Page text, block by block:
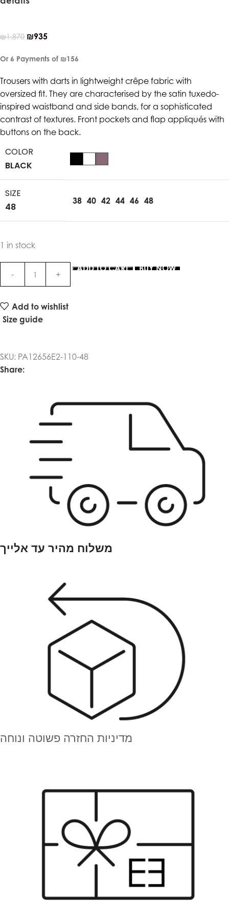
₪1,870 ₪935
Or 6 Payments of ₪156
Trousers with darts in lightweight crêpe fabric with
oversized fit. They are characterised by the satin tuxedo-
inspired waistband and side bands, for a sophisticated
contrast of textures. Front pockets and flap appliqués with
buttons on the back.
COLOR
BLACK
SIZE
48
38 40 42 44 46 48
1 in stock
ADD TO CART BUY NOW
Add to wishlist
Size guide
SKU: PA12656E2-110-48
Share:
משלוח מהיר עד אלייך
מדיניות החזרה פשוטה ונוחה